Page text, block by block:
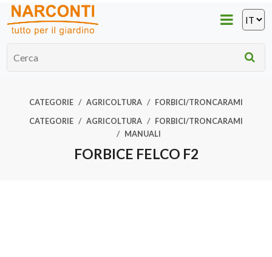
CATEGORIE AGRICOLTURA FORBICI/TRONCARAMI
CATEGORIE AGRICOLTURA
FORBICI/TRONCARAMI
MANUALI
FORBICE FELCO F2